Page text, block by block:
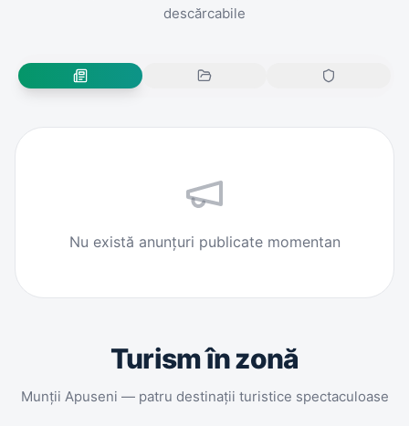
descărcabile
Nu există anunțuri publicate momentan
Turism în zonă
Munții Apuseni — patru destinații turistice spectaculoase